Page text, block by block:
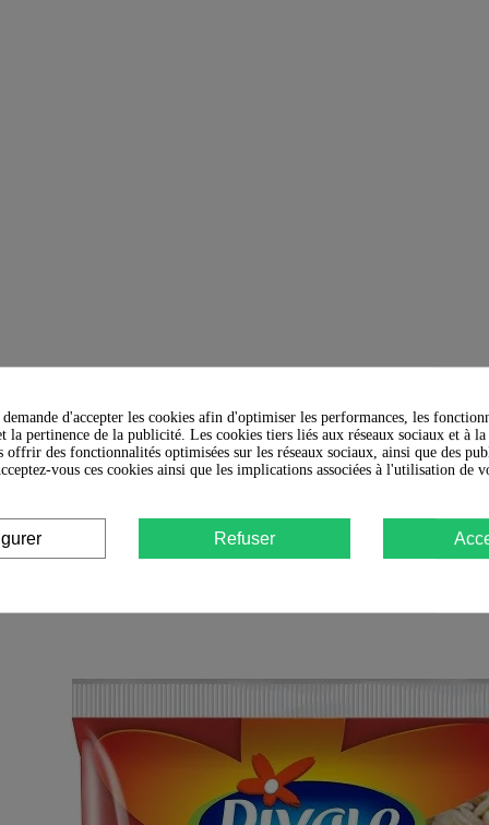
demande d'accepter les cookies afin d'optimiser les performances, les
la pertinence de la publicité. Les cookies tiers liés aux réseaux sociaux et à
offrir des fonctionnalités optimisées sur les réseaux sociaux, ainsi que des
vous ces cookies ainsi que les implications associées à l'utilisation de
Refuser